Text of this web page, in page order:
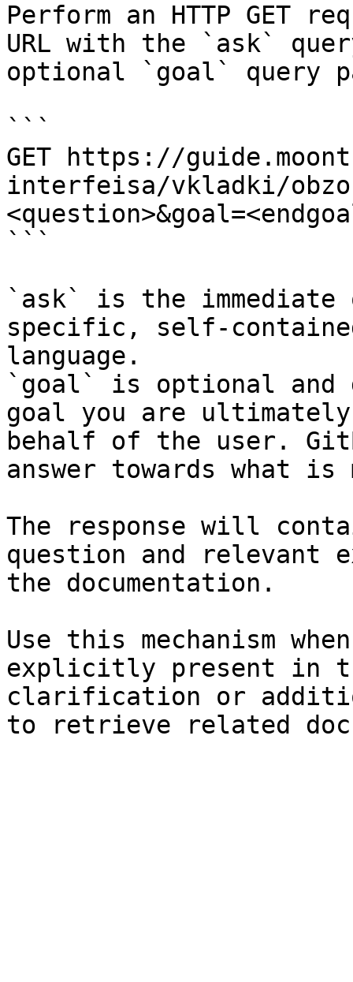
Perform an HTTP GET
URL with the `ask`
optional `goal` query
```
GET https://
interfeisa/vkladki/
```
`ask` is the
specific, self-
language.
`goal` is optional and
goal you are
behalf of the user.
answer towards what
The response will
question and relevant
the documentation.
Use this mechanism
explicitly present in
clarification or